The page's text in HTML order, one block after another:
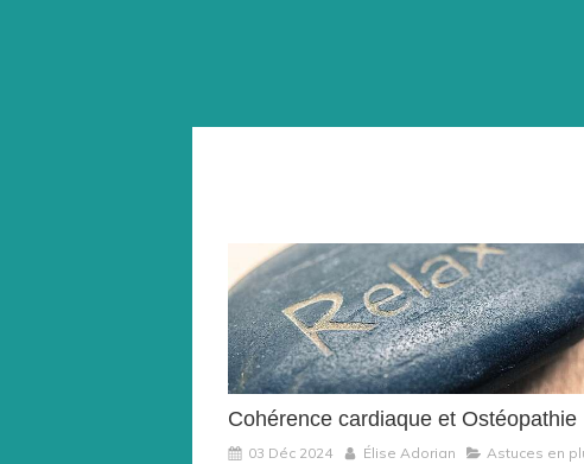
Cohérence cardiaque et Ostéopathie
03 Déc 2024 Élise Adorian Astuces en